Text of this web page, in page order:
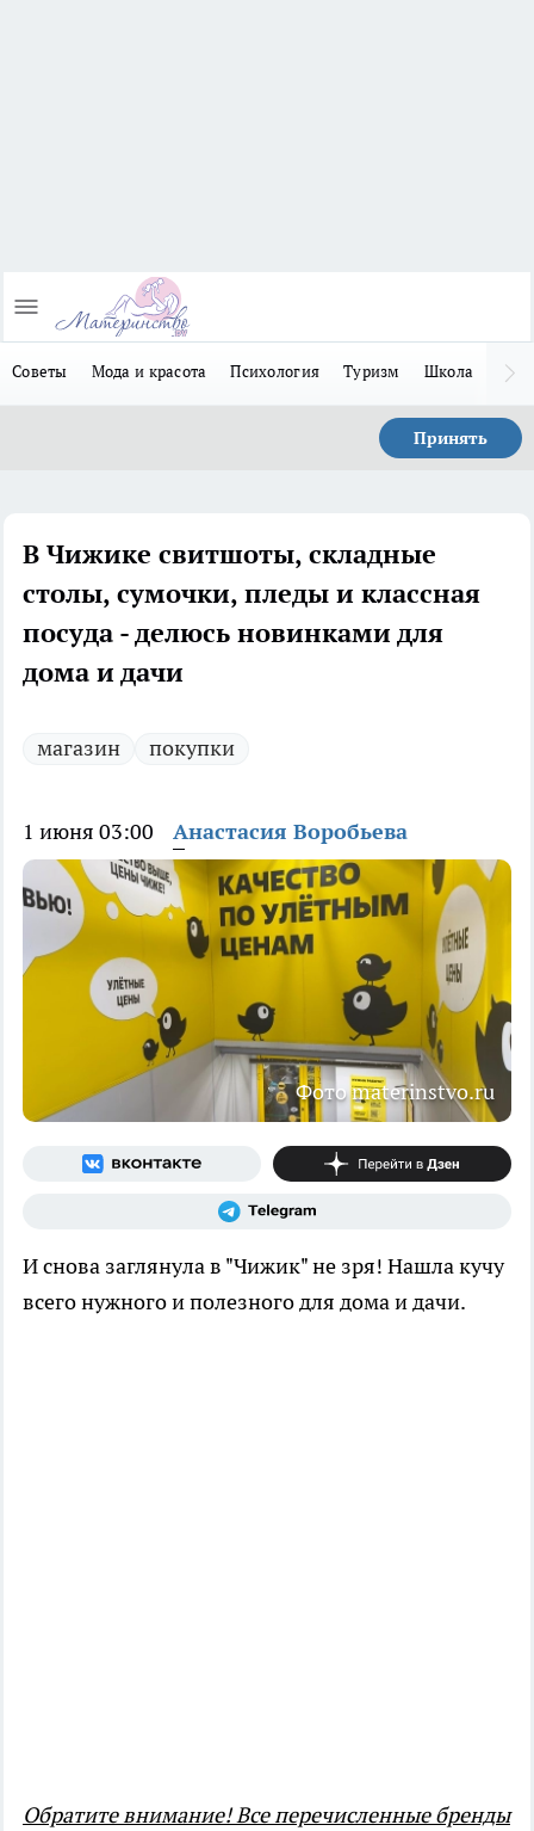
Советы Мода и красота Психология Туризм Школа
Принять
В Чижике свитшоты, складные
столы, сумочки, пледы и классная
посуда - делюсь новинками для
дома и дачи
магазин покупки
1 июня 03:00 Анастасия Воробьева
Фото materinstvo.ru
И снова заглянула в "Чижик" не зря! Нашла кучу
всего нужного и полезного для дома и дачи.
Обратите внимание! Все перечисленные бренды